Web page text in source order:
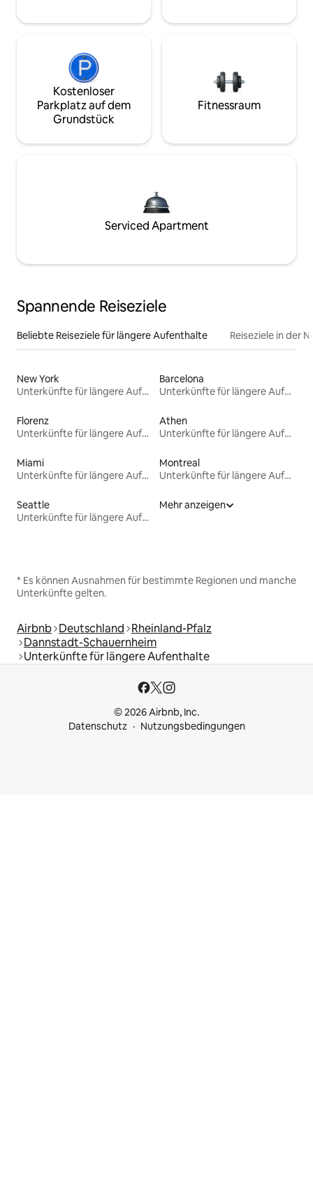
Kostenloser
Parkplatz auf dem
Grundstück
Fitnessraum
Serviced Apartment
Spannende Reiseziele
Beliebte Reiseziele für längere Aufenthalte Reiseziele in der
New York
Unterkünfte für längere Aufenthalte
Barcelona
Unterkünfte für längere Aufenthalte
Florenz
Unterkünfte für längere Aufenthalte
Athen
Unterkünfte für längere Aufenthalte
Miami
Unterkünfte für längere Aufenthalte
Montreal
Unterkünfte für längere Aufenthalte
Seattle
Unterkünfte für längere Aufenthalte
Mehr anzeigen
* Es können Ausnahmen für bestimmte Regionen und manche
Unterkünfte gelten.
Airbnb Deutschland Rheinland-Pfalz
Dannstadt-Schauernheim
Unterkünfte für längere Aufenthalte
© 2026 Airbnb, Inc.
Datenschutz
Nutzungsbedingungen